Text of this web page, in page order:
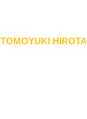
TOMOYUKI HIROTA